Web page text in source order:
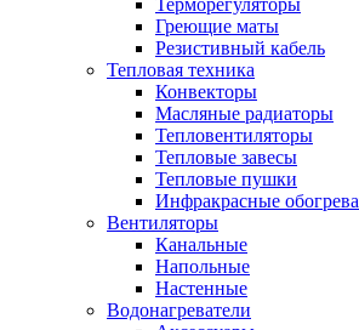
Греющие маты
Резистивный кабель
Тепловая техника
Конвекторы
Масляные радиаторы
Тепловентиляторы
Тепловые завесы
Тепловые пушки
Инфракрасные
Вентиляторы
Канальные
Напольные
Настенные
Водонагреватели